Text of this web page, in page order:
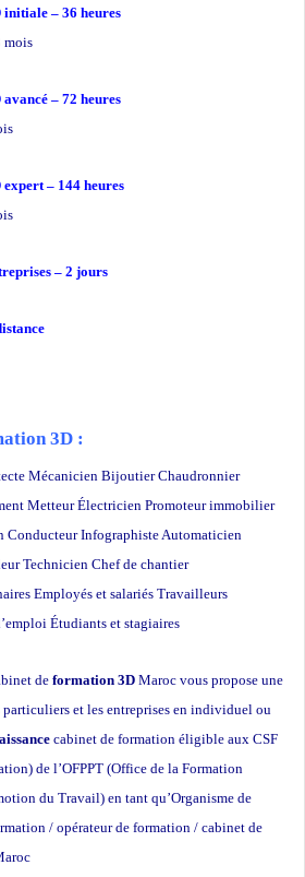
initiale – 36 heures
mois
– 72 heures
– 144 heures
– 2 jours
3D :
Mécanicien Bijoutier Chaudronnier
Metteur Électricien Promoteur immobilier
Conducteur Infographiste Automaticien
Technicien Chef de chantier
Employés et salariés Travailleurs
Étudiants et stagiaires
deformation 3D Maroc vous propose une
et les entreprises en individuel ou
cabinet de formation éligible aux CSF
de l’OFPPT (Office de la Formation
du Travail) en tant qu’Organisme de
/ opérateur de formation / cabinet de